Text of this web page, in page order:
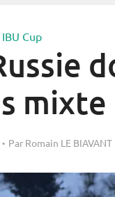
IBU Cup
mixte
Par Romain LE BIAVANT